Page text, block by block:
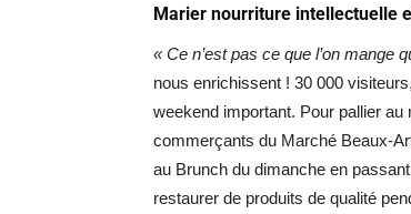
Marier nourriture intellectuelle
« Ce n’est pas ce que l’on mange
nous enrichissent ! 30 000
weekend important. Pour pallier au
commerçants du Marché Beaux-
au Brunch du dimanche en
restaurer de produits de qualité